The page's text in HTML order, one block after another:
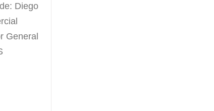
Diego
General